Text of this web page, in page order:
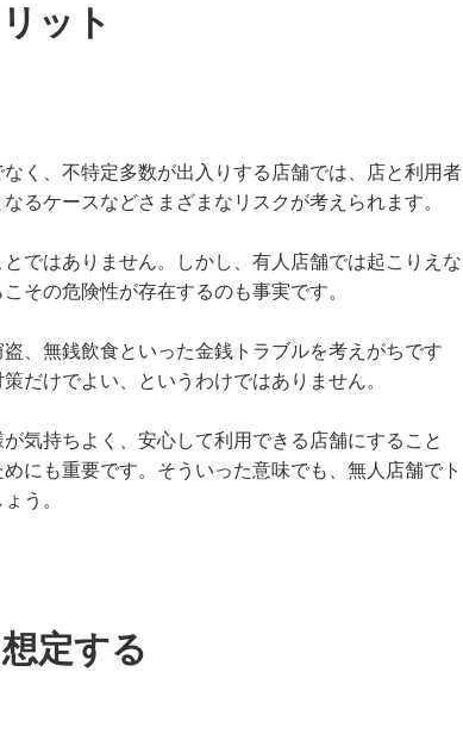
ット
く、不特定多数が出入りする店舗では、店と利用者
るケースなどさまざまなリスクが考えられます。
ではありません。しかし、有人店舗では起こりえな
その危険性が存在するのも事実です。
、無銭飲食といった金銭トラブルを考えがちです
だけでよい、というわけではありません。
気持ちよく、安心して利用できる店舗にすること
にも重要です。そういった意味でも、無人店舗でト
う。
定する